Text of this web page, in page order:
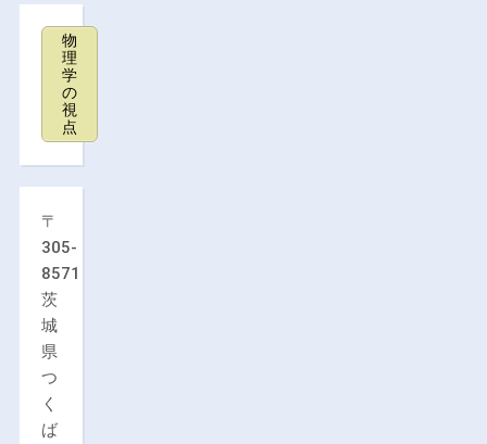
物
理
学
の
視
点
〒
305-
8571
茨
城
県
つ
く
ば